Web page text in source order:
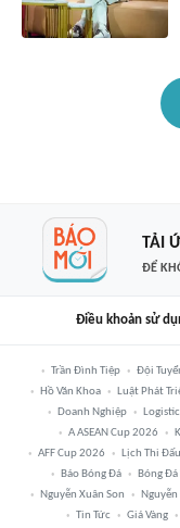
TẢI
ĐỂ
Điều khoản sử
Trần Đình Tiệp Đội
Hồ Văn Khoa
Luật Phát
Doanh Nghiệp
Logistic
A ASEAN Cup 2026
AFF Cup 2026
Lịch Thi
Báo Bóng Đá
Bóng
Nguyễn Xuân Son
Tin Tức
Giá Vàng